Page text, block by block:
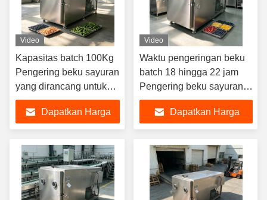
Video
Kapasitas batch 100Kg
Pengering beku sayuran
yang dirancang untuk
dehidrasi sayuran skala
besar yang didukung
oleh istilah
perdagangan CIF
Dapatkan Harga
Video
Waktu pengeringan beku
batch 18 hingga 22 jam
Pengering beku sayuran
dilengkapi catu daya 240V
380V 3PH yang dirancang
untuk pengeringan
sayuran
Dapatkan Harga